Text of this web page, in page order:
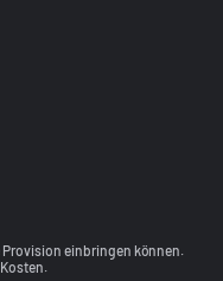
Provision einbringen können.